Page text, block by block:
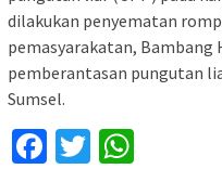
dilakukan penyematan
pemasyarakatan,
pemberantasan pungutan
Sumsel.
Facebook
Twitter